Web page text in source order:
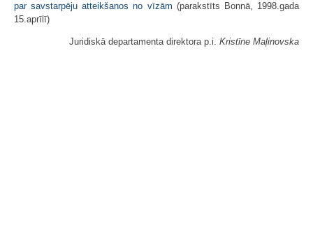
par savstarpēju atteikšanos no vīzām (parakstīts Bonnā, 1998.gada
15.aprīlī)
Juridiskā departamenta direktora p.i. Kristīne Maļinovska